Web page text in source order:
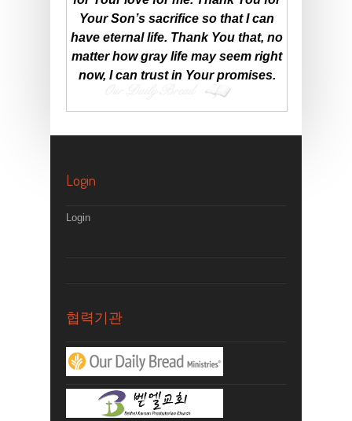
Your Son’s sacrifice so that I can
have eternal life. Thank You that, no
matter how gray life may seem right
now, I can trust in Your promises.
Login
Login
협력기관